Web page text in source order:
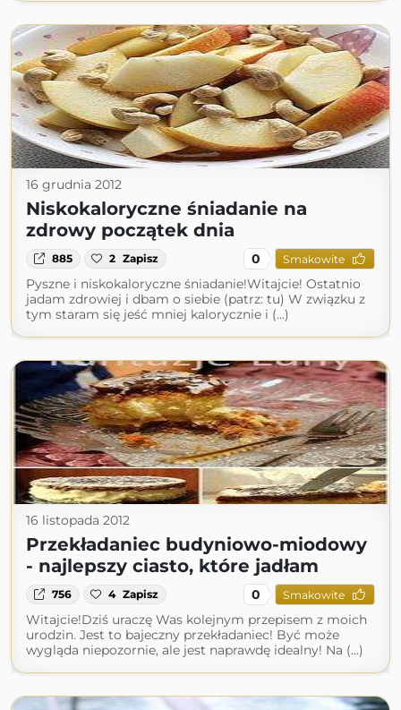
16 grudnia 2012
Niskokaloryczne śniadanie na
zdrowy początek dnia
885 2 Zapisz 0 Smakowite
Pyszne i niskokaloryczne śniadanie!Witajcie! Ostatnio
jadam zdrowiej i dbam o siebie (patrz: tu) W związku z
tym staram się jeść mniej kalorycznie i (...)
16 listopada 2012
Przekładaniec budyniowo-miodowy
- najlepszy ciasto, które jadłam
756 4 Zapisz 0 Smakowite
Witajcie!Dziś uraczę Was kolejnym przepisem z moich
urodzin. Jest to bajeczny przekładaniec! Być może
wygląda niepozornie, ale jest naprawdę idealny! Na (...)